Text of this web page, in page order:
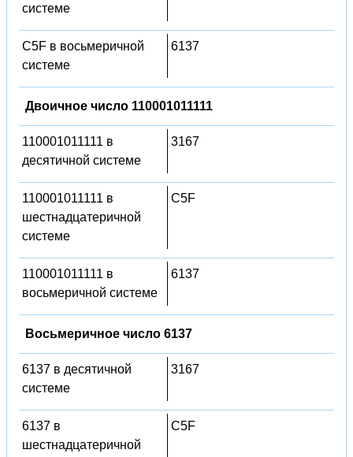
системе
C5F в восьмеричной
системе
6137
Двоичное число 110001011111
110001011111 в
десятичной системе
3167
110001011111 в
шестнадцатеричной
системе
C5F
110001011111 в
восьмеричной системе
6137
Восьмеричное число 6137
6137 в десятичной
системе
3167
6137 в
шестнадцатеричной
C5F